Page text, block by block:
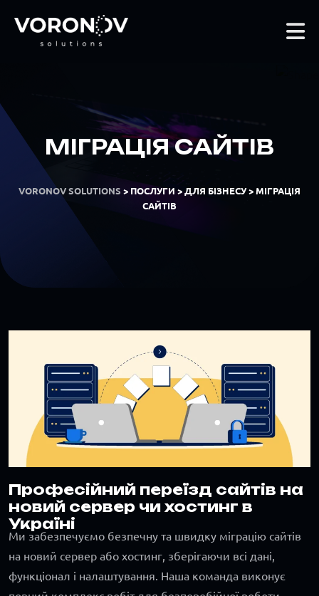
МІГРАЦІЯ САЙТІВ
VORONOV SOLUTIONS > ПОСЛУГИ >ДЛЯ БІЗНЕСУ>МІГРАЦІЯ
САЙТІВ
Професійний переїзд сайтів на
новий сервер чи хостинг в
Україні
Ми забезпечуємо безпечну та швидку міграцію сайтів
на новий сервер або хостинг, зберігаючи всі дані,
функціонал і налаштування. Наша команда виконує